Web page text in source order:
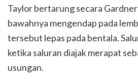
Taylor bertarung secara
bawahnya mengendap pada
tersebut lepas pada bentala.
ketika saluran diajak merapat
usungan.